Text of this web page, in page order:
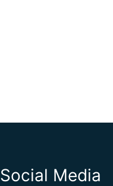
Social Media